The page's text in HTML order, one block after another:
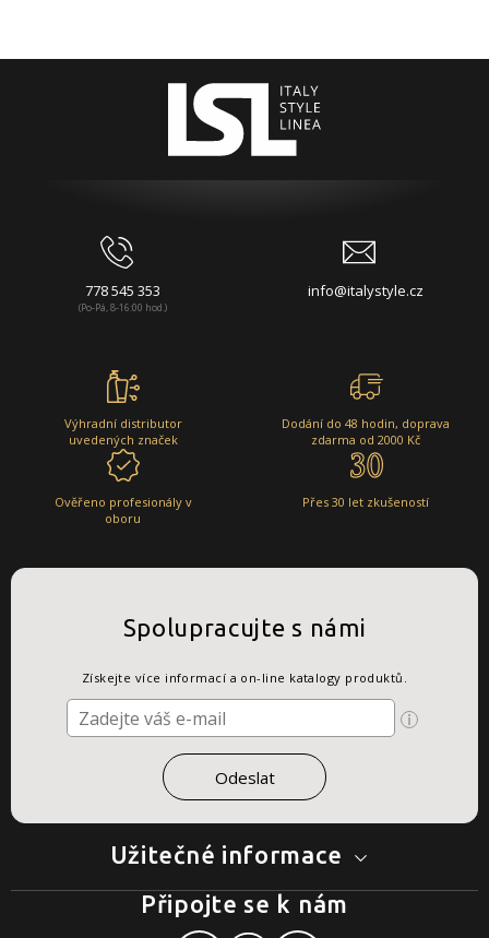
778 545 353
(Po-Pá, 8-16:00 hod.)
info@italystyle.cz
Výhradní distributor
uvedených značek
Dodání do 48 hodin, doprava
zdarma od 2000 Kč
Ověřeno profesionály v
oboru
Přes 30 let zkušeností
Užitečné informace
Spolupracujte s námi
Získejte více informací a on-line katalogy produktů.
Připojte se k nám